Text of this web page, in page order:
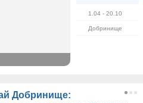
1.04 - 20.10
Добринище
Добринище: